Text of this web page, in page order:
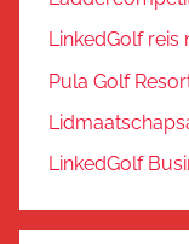
LinkedGolf reis
Pula Golf
LinkedGolf